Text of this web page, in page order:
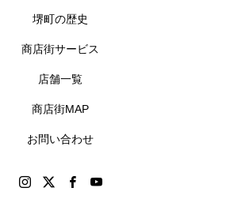
堺町の歴史
商店街サービス
店舗一覧
商店街MAP
お問い合わせ